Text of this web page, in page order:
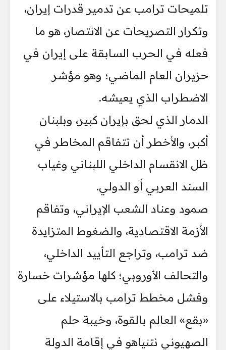
تلميحات ترامب عن تدمير قدرات إيران،
وتكرار التصريحات عن الانتصار، هو ما
فعله في الحرب السابقة على إيران في
حزيران العام الماضي؛ وهو مؤشر
الاضطراب الذي يعيشه.
الدمار الذي لحق بإيران كبير، وبلبنان
أكبر، والأخطر أن تتفاقم المخاطر في
ظل الانقسام الداخلي اللبناني وغياب
السند العربي أو الدولي.
صمود وعناد الشعب الإيراني، وتفاقم
الأزمة الاقتصادية، والضغوط المتزايدة
ضد ترامب، وتراجع التأييد الداخلي،
والتحالف الأوروبي؛ كلها مؤشرات خسارة
وفشل مخطط ترامب بالاستيلاء على
«بقع» العالم بالقوة، وخيبة حلم
الصهيوني نتنياهو في إقامة الدولة